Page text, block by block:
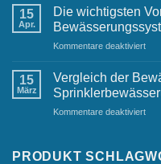
Have
15
Apr.
Die wichtigsten
Kommentare deaktiviertfür
15
März
Vergleich der
Kommentare deaktiviertfür
PRODUKT